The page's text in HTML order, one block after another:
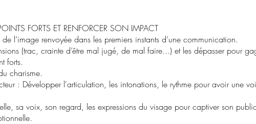
FORTS ET RENFORCER SON IMPACT
l’image renvoyée dans les premiers instants d’une communication.
(trac, crainte d’être mal jugé, de mal faire...) et les dépasser pour
forts.
charisme.
: Développer l'articulation, les intonations, le rythme pour avoir une
sa voix, son regard, les expressions du visage pour captiver son